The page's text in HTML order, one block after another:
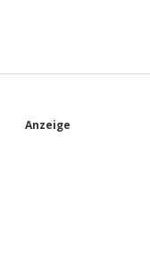
S
Anzeige